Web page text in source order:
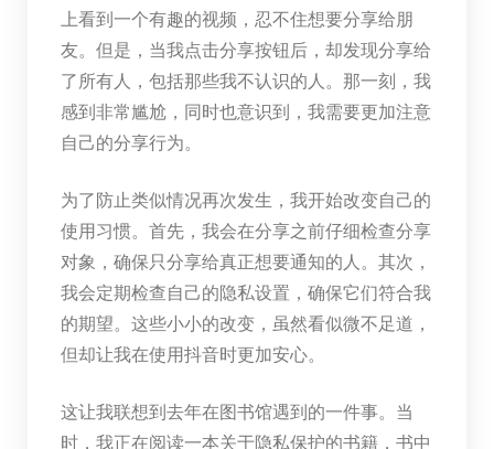
上看到一个有趣的视频，忍不住想要分享给朋
友。但是，当我点击分享按钮后，却发现分享给
了所有人，包括那些我不认识的人。那一刻，我
感到非常尴尬，同时也意识到，我需要更加注意
自己的分享行为。
为了防止类似情况再次发生，我开始改变自己的
使用习惯。首先，我会在分享之前仔细检查分享
对象，确保只分享给真正想要通知的人。其次，
我会定期检查自己的隐私设置，确保它们符合我
的期望。这些小小的改变，虽然看似微不足道，
但却让我在使用抖音时更加安心。
这让我联想到去年在图书馆遇到的一件事。当
时，我正在阅读一本关于隐私保护的书籍，书中